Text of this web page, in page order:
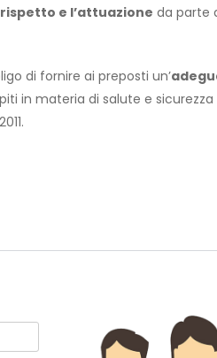
e l’attuazione da parte
di fornire ai preposti un’
in materia di salute e